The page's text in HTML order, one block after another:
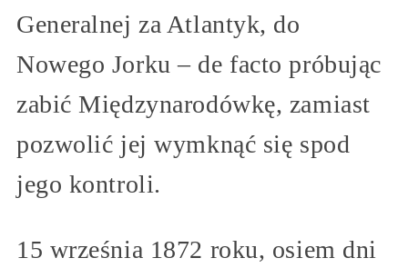
Generalnej za Atlantyk, do
Nowego Jorku – de facto próbując
zabić Międzynarodówkę, zamiast
pozwolić jej wymknąć się spod
jego kontroli.
15 września 1872 roku, osiem dni